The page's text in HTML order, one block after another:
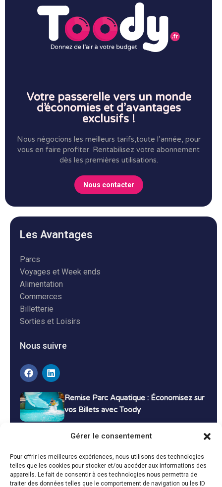
Gérer le consentement
Pour offrir les meilleures expériences, nous utilisons des technologies
telles que les cookies pour stocker et/ou accéder aux informations des
appareils. Le fait de consentir à ces technologies nous permettra de
traiter des données telles que le comportement de navigation ou les ID
Votre passerelle vers un monde
d’économies et d’avantages
exclusifs !
Nous négocions les meilleurs tarifs,toute l’année, pour
vous en faire profiter. Rentabilisez votre abonnement
dès les premières utilisations.
Nous contacter
Les Avantages
Parcs
Voyages et Week ends
Alimentation
Commerces
Billetterie
Sorties et Loisirs
Nous suivre
Remise Parc Aquatique : Économisez sur
vos Billets avec Toody
Bons Plans Voyage : Économisez sur vos
Vacances avec Toody
13 décembre 2024 Bon plans